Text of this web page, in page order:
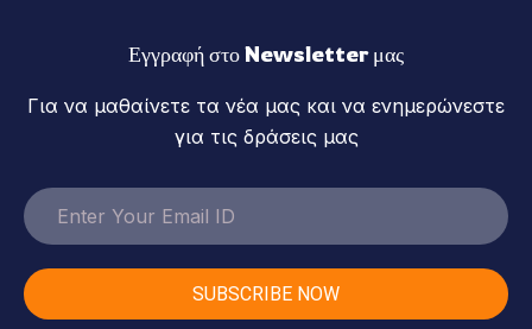
Εγγραφή στο Newsletter μας
Για να μαθαίνετε τα νέα μας και να ενημερώνεστε
για τις δράσεις μας
SUBSCRIBE NOW